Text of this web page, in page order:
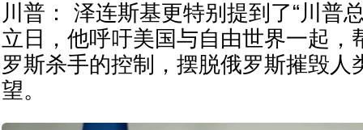
川普： 泽连斯基更特别提到了“川普
立日，他呼吁美国与自由世界一起，
罗斯杀手的控制，摆脱俄罗斯摧毁人
望。